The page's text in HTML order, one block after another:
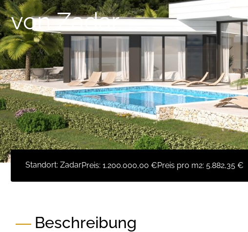
von Zadar
Standort: ZadarPreis: 1.200.000,00 €Preis pro m2: 5.882,35 €
Beschreibung